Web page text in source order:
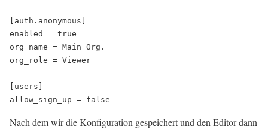
[auth.anonymous]
enabled = true
org_name = Main Org.
org_role = Viewer
[users]
Nach dem wir die Konfiguration gespeichert und den Editor dann